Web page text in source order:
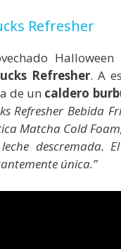
Refresher
Refresher. A
de un caldero
Refresher Bebida
Matcha Cold
descremada.
única.”